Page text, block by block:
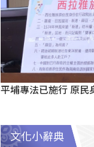
平埔專法已施行 原民
文化小辭典